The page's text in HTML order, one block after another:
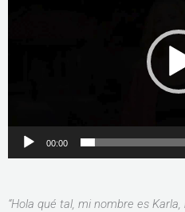
00:00
“Hola qué tal, mi nombre es